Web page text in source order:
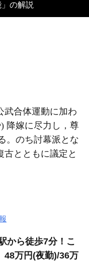
の解説
武合体運動に加わ
降嫁に尽力し，尊
。のち討幕派とな
古とともに議定と
から徒歩7分！こ
48万円(夜勤)/36万